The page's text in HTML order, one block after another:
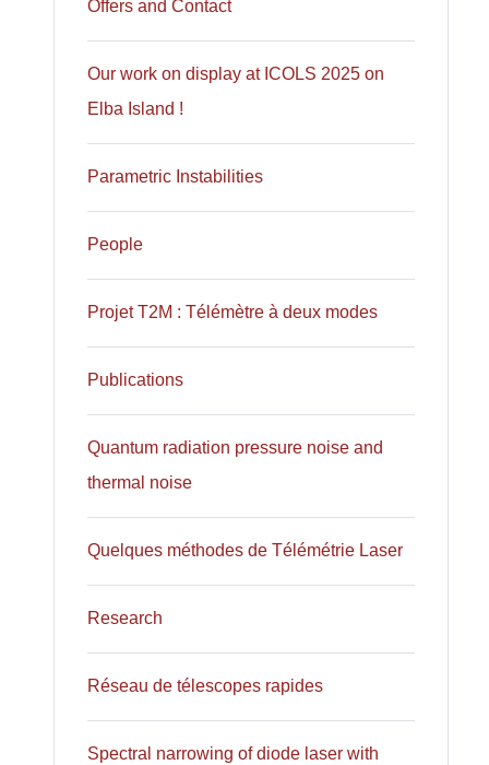
Offers and Contact
Our work on display at ICOLS 2025 on
Elba Island !
Parametric Instabilities
People
Projet T2M : Télémètre à deux modes
Publications
Quantum radiation pressure noise and
thermal noise
Quelques méthodes de Télémétrie Laser
Research
Réseau de télescopes rapides
Spectral narrowing of diode laser with